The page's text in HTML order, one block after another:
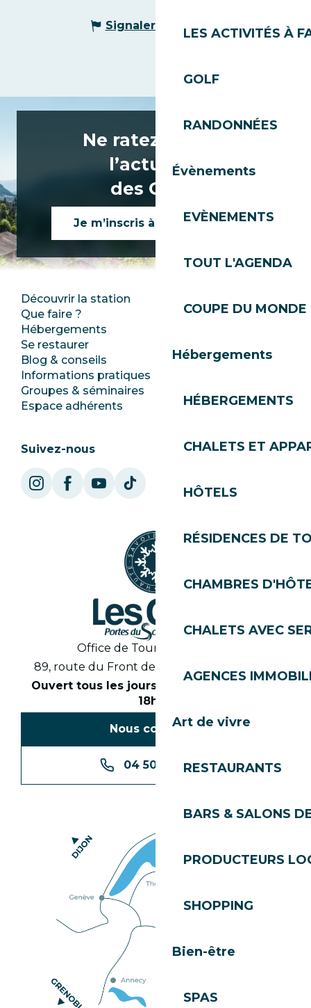
LES ACTIVITÉS À
GOLF
RANDONNÉES
Évènements
EVÈNEMENTS
TOUT L'AGENDA
COUPE DU
Hébergements
HÉBERGEMENTS
CHALETS ET
HÔTELS
RÉSIDENCES DE
CHAMBRES
CHALETS AVEC
AGENCES
Art de vivre
RESTAURANTS
BARS & SALONS
PRODUCTEURS
SHOPPING
Bien-être
SPAS
Signaler une erreur
Ne ratez rien de
l’actualité
des Gets !
Je m’inscris à la newsletter
Découvrir la station
Que faire ?
Hébergements
Se restaurer
Blog & conseils
Informations pratiques
Groupes & séminaires
Espace adhérents
Club Les Gets
Ecotourisme
SoleGets
Les Gets Tourisme
Suivez-nous
Office de Tourisme des Gets
89, route du Front de Neige 74260 Les Gets
Ouvert tous les jours en saison de 8h30 à
18h30
Nous contacter
04 50 74 74 74